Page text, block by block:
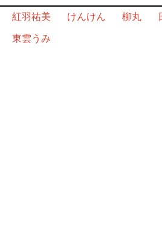
紅羽祐美
けんけん 柳丸
東雲うみ